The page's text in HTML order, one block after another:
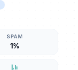
SPAM
1%